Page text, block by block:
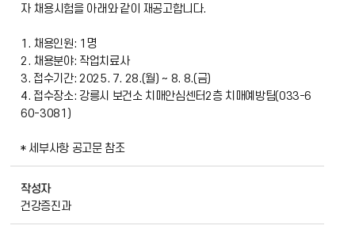
자 채용시험을 아래와 같이 재공고합니다.
1. 채용인원: 1명
2. 채용분야: 작업치료사
3. 접수기간: 2025. 7. 28.(월) ~ 8. 8.(금)
4. 접수장소: 강릉시 보건소 치매안심센터2층 치매예방팀(033-6
60-3081)
* 세부사항 공고문 참조
작성자
건강증진과